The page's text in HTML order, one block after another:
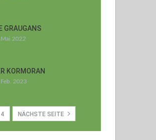
GRAUGANS
2022
KORMORAN
2023
4 NÄCHSTE SEITE